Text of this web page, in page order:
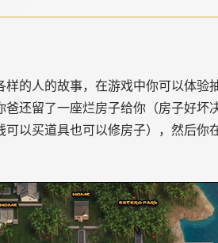
的人的故事，在游戏中你可以体
还留了一座烂房子给你（房子好
以买道具也可以修房子），然后你